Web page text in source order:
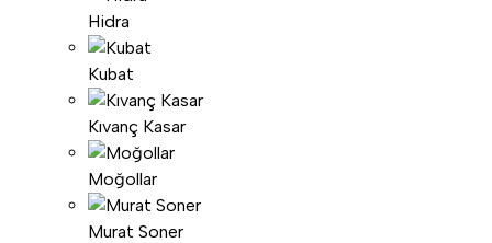
Hidra
Kubat
Kıvanç Kasar
Moğollar
Murat Soner